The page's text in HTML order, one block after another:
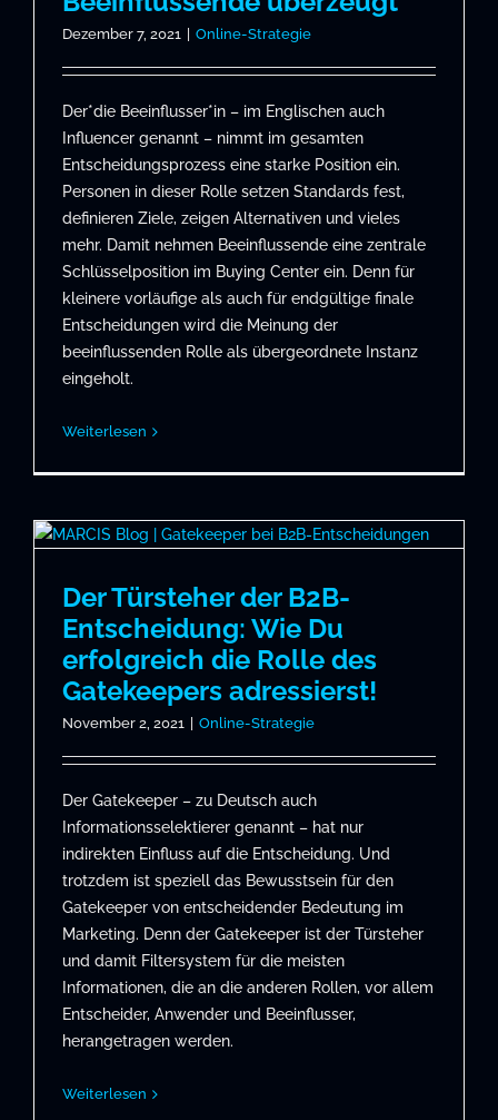
Dezember 7, 2021 Online-Strategie
Der*die Beeinflusser*in – im Englischen auch
Influencer genannt – nimmt im gesamten
Entscheidungsprozess eine starke Position ein.
Personen in dieser Rolle setzen Standards fest,
definieren Ziele, zeigen Alternativen und vieles
mehr. Damit nehmen Beeinflussende eine zentrale
Schlüsselposition im Buying Center ein. Denn für
kleinere vorläufige als auch für endgültige finale
Entscheidungen wird die Meinung der
beeinflussenden Rolle als übergeordnete Instanz
eingeholt.
Weiterlesen
Der Türsteher der B2B-
Entscheidung: Wie Du
erfolgreich die Rolle des
Gatekeepers adressierst!
November 2, 2021 Online-Strategie
Der Gatekeeper – zu Deutsch auch
Informationsselektierer genannt – hat nur
indirekten Einfluss auf die Entscheidung. Und
trotzdem ist speziell das Bewusstsein für den
Gatekeeper von entscheidender Bedeutung im
Marketing. Denn der Gatekeeper ist der Türsteher
und damit Filtersystem für die meisten
Informationen, die an die anderen Rollen, vor allem
Entscheider, Anwender und Beeinflusser,
herangetragen werden.
Weiterlesen